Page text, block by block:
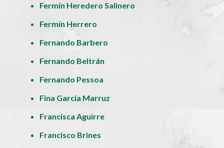
Fermín Heredero Salinero
Fermín Herrero
Fernando Barbero
Fernando Beltrán
Fernando Pessoa
Fina García Marruz
Francisca Aguirre
Francisco Brines